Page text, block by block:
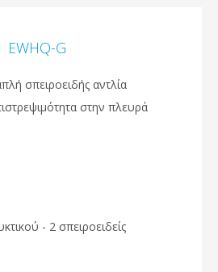
EWHQ-G
σπειροειδής αντλία
στην πλευρά
- 2 σπειροειδείς